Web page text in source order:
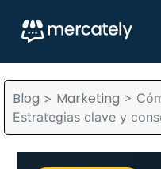
Blog > Marketing >
Estrategias clave y